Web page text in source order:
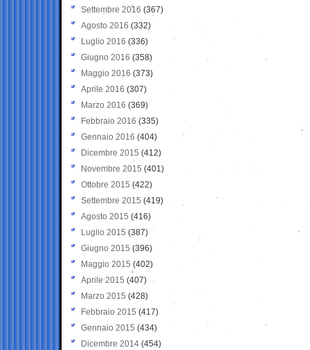
Settembre 2016 (367)
Agosto 2016 (332)
Luglio 2016 (336)
Giugno 2016 (358)
Maggio 2016 (373)
Aprile 2016 (307)
Marzo 2016 (369)
Febbraio 2016 (335)
Gennaio 2016 (404)
Dicembre 2015 (412)
Novembre 2015 (401)
Ottobre 2015 (422)
Settembre 2015 (419)
Agosto 2015 (416)
Luglio 2015 (387)
Giugno 2015 (396)
Maggio 2015 (402)
Aprile 2015 (407)
Marzo 2015 (428)
Febbraio 2015 (417)
Gennaio 2015 (434)
Dicembre 2014 (454)